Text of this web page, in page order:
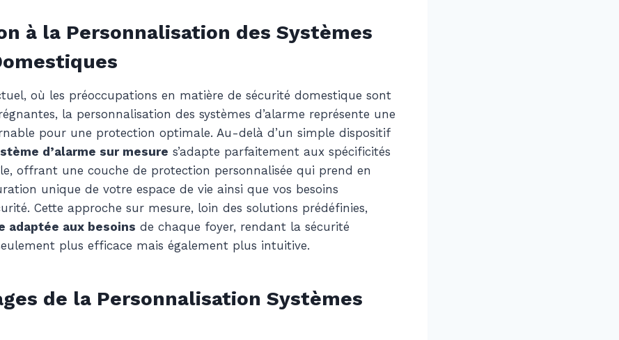
à la Personnalisation des Systèmes
où les préoccupations en matière de sécurité domestique sont
la personnalisation des systèmes d’alarme représente une
pour une protection optimale. Au-delà d’un simple dispositif
d’alarme sur mesure s’adapte parfaitement aux spécificités
offrant une couche de protection personnalisée qui prend en
unique de votre espace de vie ainsi que vos besoins
Cette approche sur mesure, loin des solutions prédéfinies,
adaptée aux besoins de chaque foyer, rendant la sécurité
plus efficace mais également plus intuitive.
de la Personnalisation Systèmes